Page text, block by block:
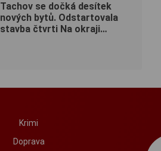
Tachov se dočká desítek
nových bytů. Odstartovala
stavba čtvrti Na okraji
Krimi
Doprava